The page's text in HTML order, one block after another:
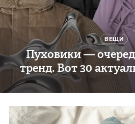
ВЕЩИ
Пуховики —
тренд. Вот 30